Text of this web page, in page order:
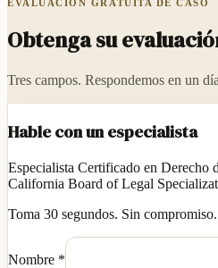
EVALUACIÓN GRATUITA DE CASO
Obtenga su
Tres campos. Respondemos en un
Hable con un especialista
Especialista Certificado en Derecho
California Board of Legal
Toma 30 segundos. Sin compromiso.
Nombre *